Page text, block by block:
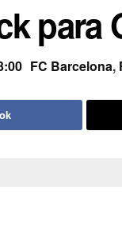
para
FC Barcelona,